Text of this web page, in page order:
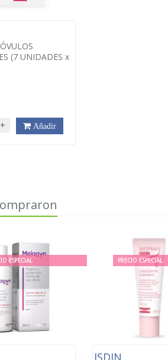
(7 UNIDADES x
+ Añadir
ESPECIAL PRECIO ESPECIAL
ISDIN